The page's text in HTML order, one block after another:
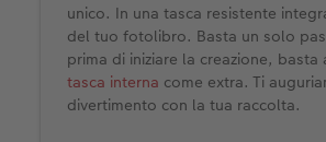
unico. In una tasca resistente
del tuo fotolibro. Basta un solo
prima di iniziare la creazione, basta
tasca interna come extra. Ti
divertimento con la tua raccolta.